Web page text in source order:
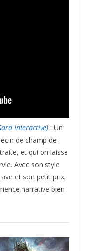
Interactive) : Un
de champ de
et qui on laisse
Avec son style
et son petit prix,
narrative bien